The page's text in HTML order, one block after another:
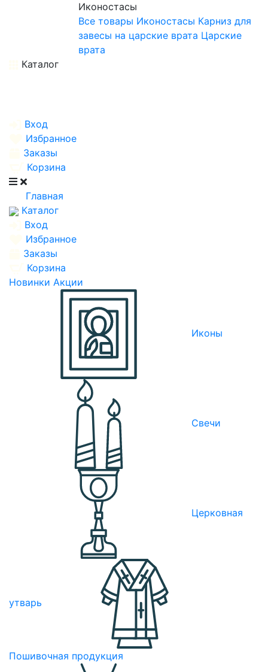
Иконостасы
Все товары Иконостасы Карниз для
завесы на царские врата Царские
врата
Каталог
Вход
Избранное
Заказы
Корзина
Главная
Каталог
Вход
Избранное
Заказы
Корзина
Новинки Акции
Иконы
Свечи
Церковная
утварь
Пошивочная продукция